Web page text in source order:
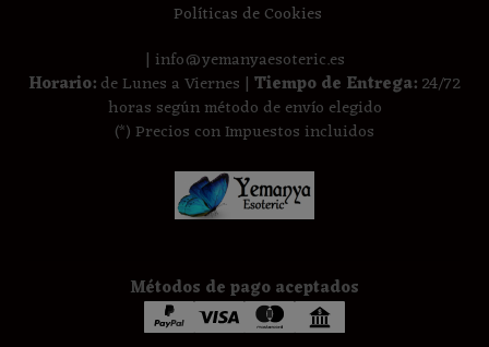
Políticas de Cookies
| info@yemanyaesoteric.es
Horario:de Lunes a Viernes | Tiempo de Entrega:24/72
horas según método de envío elegido
(*) Precios con Impuestos incluidos
Métodos de pago aceptados